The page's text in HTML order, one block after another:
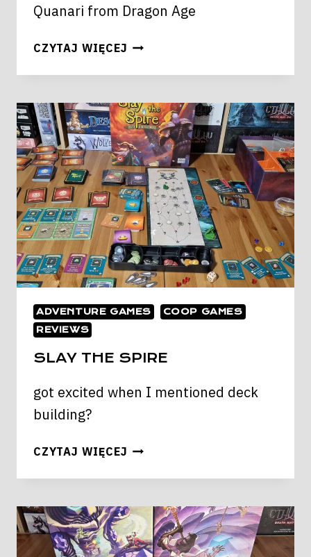
Quanari from Dragon Age
CZYTAJ WIĘCEJ KINFIRE
CALLOUS
ADVENTURE GAMES
COOP GAMES
REVIEWS
SLAY THE SPIRE
got excited when I mentioned deck
building?
CZYTAJ WIĘCEJ SLAY
SPIRE